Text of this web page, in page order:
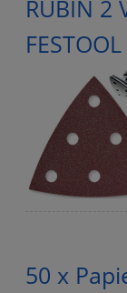
RUBIN 2
50 x